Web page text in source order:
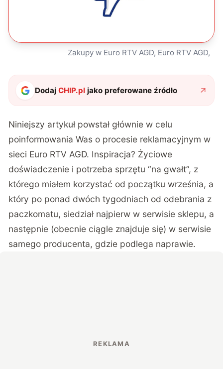
Zakupy w Euro RTV AGD, Euro RTV AGD,
DodajCHIP.pl jako preferowane źródło
Niniejszy artykuł powstał głównie w celu
poinformowania Was o procesie reklamacyjnym w
sieci Euro RTV AGD. Inspiracja? Życiowe
doświadczenie i potrzeba sprzętu “na gwałt”, z
którego miałem korzystać od początku września, a
który po ponad dwóch tygodniach od odebrania z
paczkomatu, siedział najpierw w serwisie sklepu, a
następnie (obecnie ciągle znajduje się) w serwisie
samego producenta, gdzie podlega naprawie.